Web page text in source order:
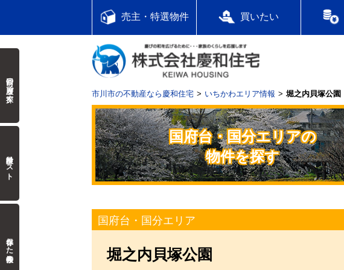
売主・特選物件 買いたい
市川市の不動産なら慶和住宅 いちかわエリア情報 堀之内貝塚公園
国府台・国分エリアの
物件を探す
国府台・国分エリア
堀之内貝塚公園
前回の履歴で探す
検討中リスト
保存した検索条件